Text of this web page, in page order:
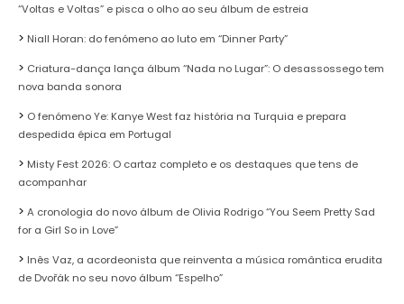
“Voltas e Voltas” e pisca o olho ao seu álbum de estreia
Niall Horan: do fenómeno ao luto em “Dinner Party”
Criatura-dança lança álbum “Nada no Lugar”: O desassossego tem
nova banda sonora
O fenómeno Ye: Kanye West faz história na Turquia e prepara
despedida épica em Portugal
Misty Fest 2026: O cartaz completo e os destaques que tens de
acompanhar
A cronologia do novo álbum de Olivia Rodrigo “You Seem Pretty Sad
for a Girl So in Love”
Inês Vaz, a acordeonista que reinventa a música romântica erudita
de Dvořák no seu novo álbum “Espelho”